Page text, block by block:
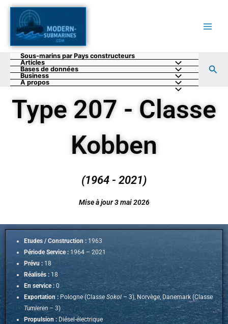
Aller
contenu
Sous-marins par Pays constructeurs
Articles
Bases de données
Business
A propos
Type 207 - Classe
Kobben
(1964 - 2021)
Mise à jour 3 mai 2026
Etudes / Construction : 1963
Période Service : 1964 – 2021
Prévu : 18
Réalisés : 18
En service : 0
Exportation : Pologne (Classe Sokol– 3), Norvège, Danemark (Classe
Tumleren – 3)
Propulsion : Diésel-électrique